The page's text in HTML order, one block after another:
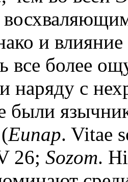
и
все более
наряду с
были
Eunap. Vitae
26; Sozom.